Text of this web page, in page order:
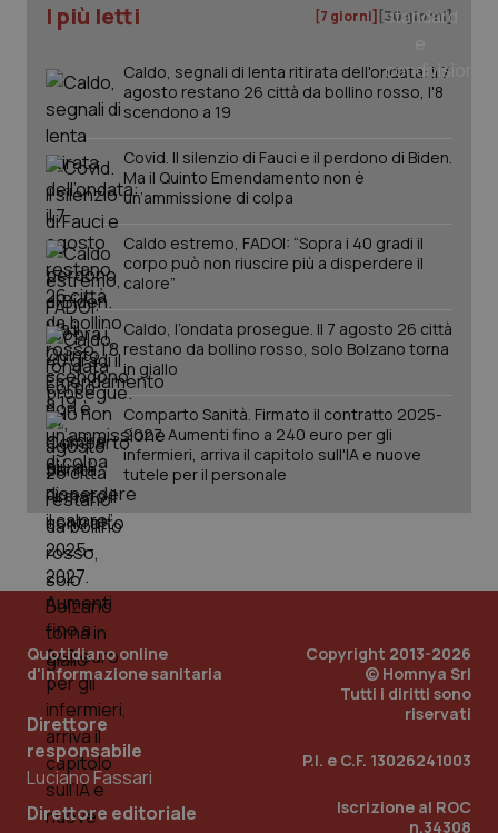
I più letti [7 giorni] [30 giorni]
Caldo, segnali di lenta ritirata dell'ondata: il 7
agosto restano 26 città da bollino rosso, l'8
scendono a 19
Covid. Il silenzio di Fauci e il perdono di Biden.
Ma il Quinto Emendamento non è
un’ammissione di colpa
Caldo estremo, FADOI: “Sopra i 40 gradi il
corpo può non riuscire più a disperdere il
calore”
Caldo, l’ondata prosegue. Il 7 agosto 26 città
restano da bollino rosso, solo Bolzano torna
in giallo
Comparto Sanità. Firmato il contratto 2025-
2027. Aumenti fino a 240 euro per gli
infermieri, arriva il capitolo sull'IA e nuove
tutele per il personale
Quotidiano online
d'informazione sanitaria
Direttore
responsabile
Luciano Fassari
Direttore editoriale
Copyright 2013-2026
© Homnya Srl
Tutti i diritti sono
riservati
P.I. e C.F. 13026241003
Iscrizione al ROC
n.34308
PHPSESSID